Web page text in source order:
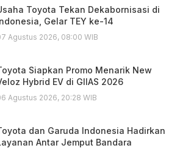
Toyota Tekan Dekabornisasi di
Gelar TEY ke-14
Agustus 2026, 08:00 WIB
Siapkan Promo Menarik New
Hybrid EV di GIIAS 2026
Agustus 2026, 20:28 WIB
dan Garuda Indonesia Hadirkan
Antar Jemput Bandara